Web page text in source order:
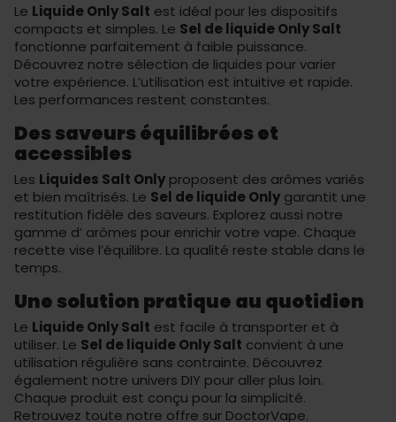
Le Liquide Only Salt est idéal pour les dispositifs
compacts et simples. Le Sel de liquide Only Salt
fonctionne parfaitement à faible puissance.
Découvrez notre sélection de liquides pour varier
votre expérience. L’utilisation est intuitive et rapide.
Les performances restent constantes.
Des saveurs équilibrées et
accessibles
Les Liquides Salt Only proposent des arômes variés
et bien maîtrisés. Le Sel de liquide Only garantit une
restitution fidèle des saveurs. Explorez aussi notre
gamme d’ arômes pour enrichir votre vape. Chaque
recette vise l’équilibre. La qualité reste stable dans le
temps.
Une solution pratique au quotidien
Le Liquide Only Salt est facile à transporter et à
utiliser. Le Sel de liquide Only Salt convient à une
utilisation régulière sans contrainte. Découvrez
également notre univers DIY pour aller plus loin.
Chaque produit est conçu pour la simplicité.
Retrouvez toute notre offre sur DoctorVape.